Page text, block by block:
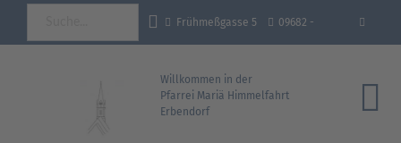
Frühmeßgasse 5 09682 -
erbendorf.de
Willkommen in der
Pfarrei Mariä Himmelfahrt
Erbendorf